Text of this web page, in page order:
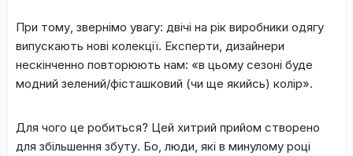
При тому, звернімо увагу: двічі на рік виробники одягу
випускають нові колекції. Експерти, дизайнери
нескінченно повторюють нам: «в цьому сезоні буде
модний зелений/фісташковий (чи ще якийсь) колір».
Для чого це робиться? Цей хитрий прийом створено
для збільшення збуту. Бо, люди, які в минулому році